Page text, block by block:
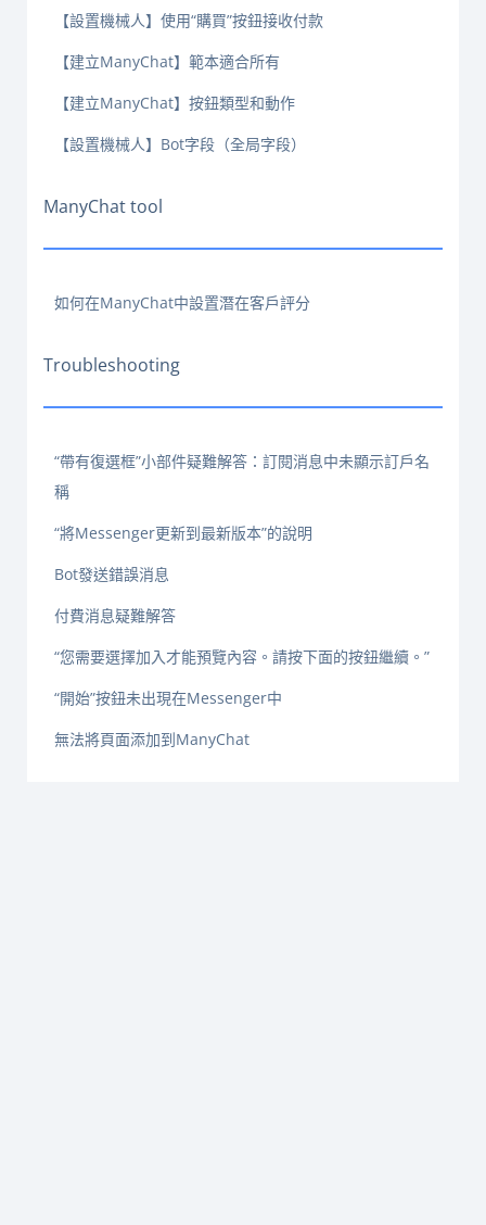
【設置機械人】使用“購買”按鈕接收付款
【建立ManyChat】範本適合所有
【建立ManyChat】按鈕類型和動作
【設置機械人】Bot字段（全局字段）
ManyChat tool
如何在ManyChat中設置潛在客戶評分
Troubleshooting
“帶有復選框”小部件疑難解答：訂閱消息中未顯示訂戶名
稱
“將Messenger更新到最新版本”的說明
Bot發送錯誤消息
付費消息疑難解答
“您需要選擇加入才能預覽內容。請按下面的按鈕繼續。”
“開始”按鈕未出現在Messenger中
無法將頁面添加到ManyChat